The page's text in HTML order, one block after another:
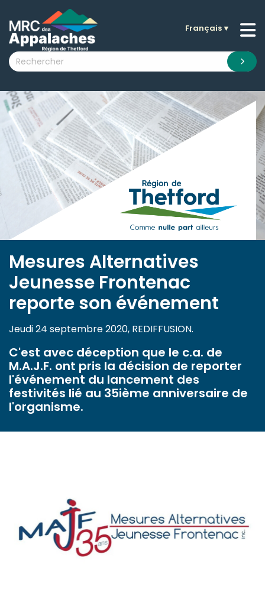
submenu (La MRC )
submenu (Citoyens )
submenu (Visiteurs )
submenu (Nouvelles )
submenu (Documentation )
Français▼
Mesures Alternatives
Jeunesse Frontenac
reporte son événement
Jeudi 24 septembre 2020, REDIFFUSION.
C'est avec déception que le c.a. de
M.A.J.F. ont pris la décision de reporter
l'événement du lancement des
festivités lié au 35ième anniversaire de
l'organisme.